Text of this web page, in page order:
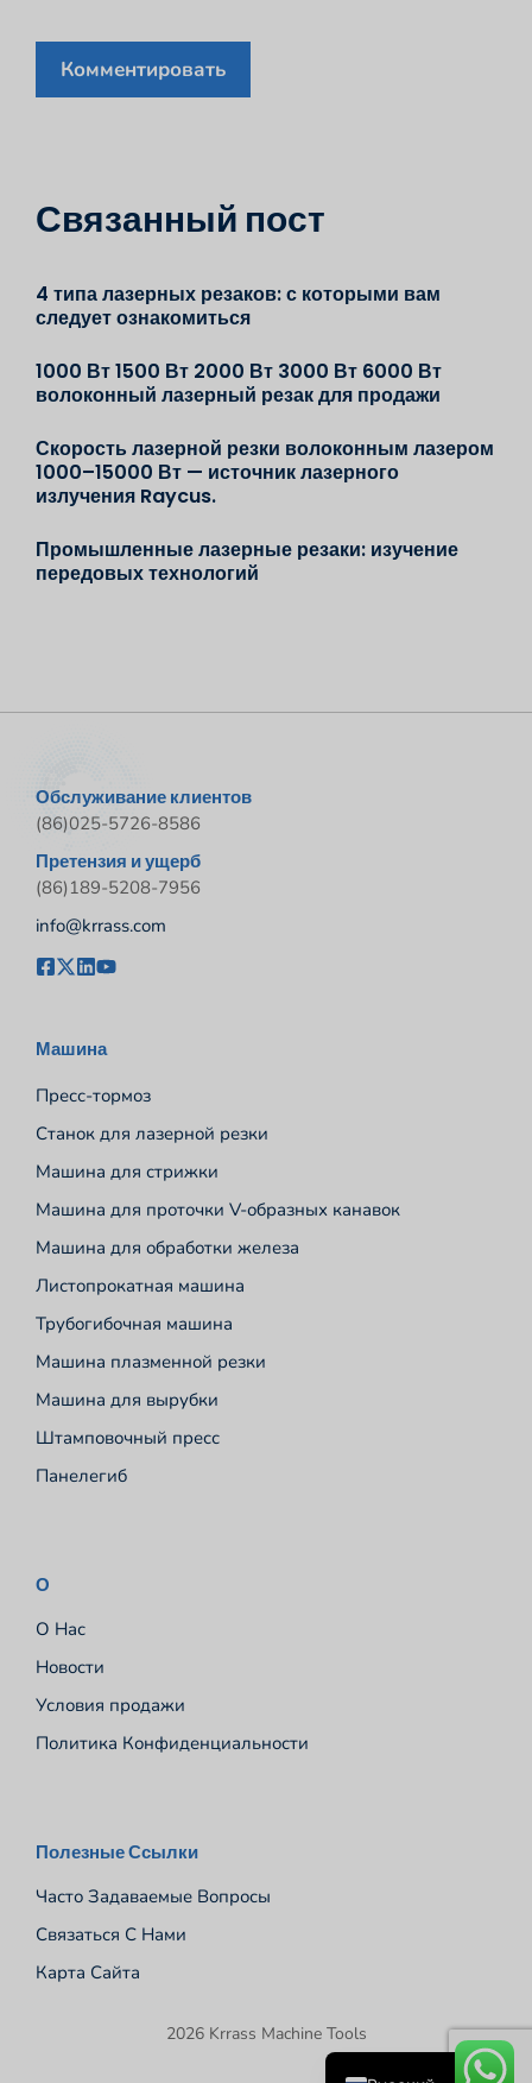
Связанный пост
4 типа лазерных резаков: с которыми вам
следует ознакомиться
1000 Вт 1500 Вт 2000 Вт 3000 Вт 6000 Вт
волоконный лазерный резак для продажи
Скорость лазерной резки волоконным лазером
1000–15000 Вт — источник лазерного
излучения Raycus.
Промышленные лазерные резаки: изучение
передовых технологий
Обслуживание клиентов
(86)025-5726-8586
Претензия и ущерб
(86)189-5208-7956
info@krrass.com
Машина
Пресс-тормоз
Станок для лазерной резки
Машина для стрижки
Машина для проточки V-образных канавок
Машина для обработки железа
Листопрокатная машина
Трубогибочная машина
Машина плазменной резки
Машина для вырубки
Штамповочный пресс
Панелегиб
О
О Нас
Новости
Условия продажи
Политика Конфиденциальности
Полезные Ссылки
Часто Задаваемые Вопросы
Связаться С Нами
Карта Сайта
2026 Krrass Machine Tools